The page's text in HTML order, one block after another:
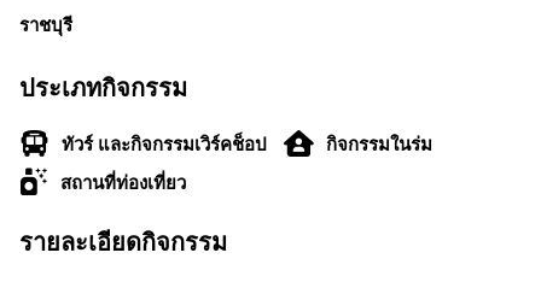
ราชบุรี
ประเภทกิจกรรม
ทัวร์ และกิจกรรมเวิร์คช็อป
กิจกรรมในร่ม
สถานที่ท่องเที่ยว
รายละเอียดกิจกรรม